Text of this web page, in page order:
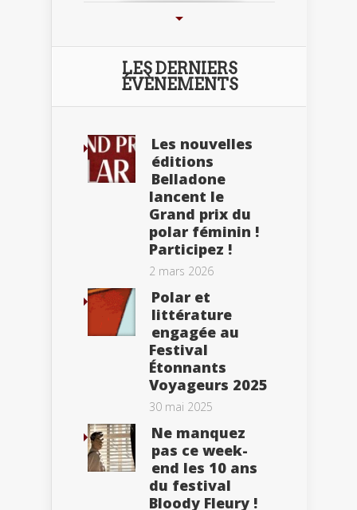
LES DERNIERS
ÉVÈNEMENTS
Les nouvelles
éditions
Belladone
lancent le
Grand prix du
polar féminin !
Participez !
2 mars 2026
Polar et
littérature
engagée au
Festival
Étonnants
Voyageurs 2025
30 mai 2025
Ne manquez
pas ce week-
end les 10 ans
du festival
Bloody Fleury !